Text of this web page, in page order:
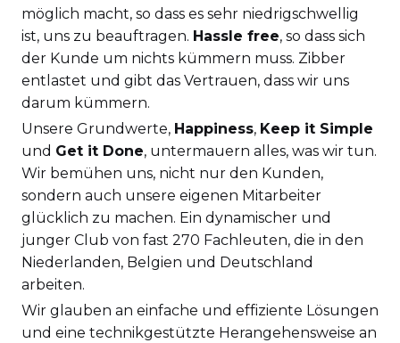
möglich macht, so dass es sehr niedrigschwellig
ist, uns zu beauftragen. Hassle free, so dass sich
der Kunde um nichts kümmern muss. Zibber
entlastet und gibt das Vertrauen, dass wir uns
darum kümmern.
Unsere Grundwerte, Happiness, Keep it Simple
und Get it Done, untermauern alles, was wir tun.
Wir bemühen uns, nicht nur den Kunden,
sondern auch unsere eigenen Mitarbeiter
glücklich zu machen. Ein dynamischer und
junger Club von fast 270 Fachleuten, die in den
Niederlanden, Belgien und Deutschland
arbeiten.
Wir glauben an einfache und effiziente Lösungen
und eine technikgestützte Herangehensweise an